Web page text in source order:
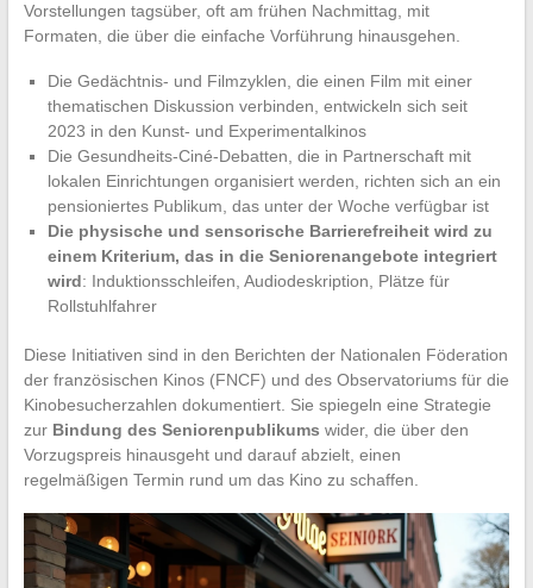
Vorstellungen tagsüber, oft am frühen Nachmittag, mit
Formaten, die über die einfache Vorführung hinausgehen.
Die Gedächtnis- und Filmzyklen, die einen Film mit einer
thematischen Diskussion verbinden, entwickeln sich seit
2023 in den Kunst- und Experimentalkinos
Die Gesundheits-Ciné-Debatten, die in Partnerschaft mit
lokalen Einrichtungen organisiert werden, richten sich an ein
pensioniertes Publikum, das unter der Woche verfügbar ist
Die physische und sensorische Barrierefreiheit wird zu
einem Kriterium, das in die Seniorenangebote integriert
wird: Induktionsschleifen, Audiodeskription, Plätze für
Rollstuhlfahrer
Diese Initiativen sind in den Berichten der Nationalen Föderation
der französischen Kinos (FNCF) und des Observatoriums für die
Kinobesucherzahlen dokumentiert. Sie spiegeln eine Strategie
zur Bindung des Seniorenpublikums wider, die über den
Vorzugspreis hinausgeht und darauf abzielt, einen
regelmäßigen Termin rund um das Kino zu schaffen.